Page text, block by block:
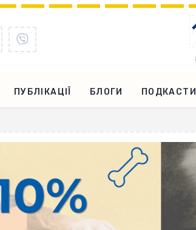
ПУБЛІКАЦІЇ БЛОГИ ПОДКАСТИ